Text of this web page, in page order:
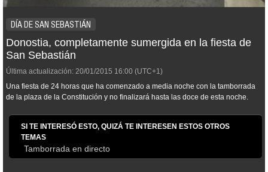
DÍA DE SAN SEBASTIÁN
Donostia, completamente sumergida en la fiesta de
San Sebastián
Última actualización: 20/01/2015 16:00 (UTC+1)
Una fiesta de 24 horas que ha comenzado a media noche con la tamborrada
de la plaza de la Constitución y no finalizará hasta las doce de esta noche.
SI TE INTERESÓ ESTO, QUIZÁ TE INTERESEN ESTOS OTROS
TEMAS
Tamborrada en directo